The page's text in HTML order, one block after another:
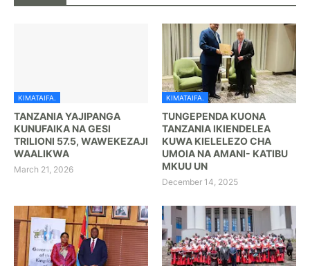
KIMATAIFA.
TANZANIA YAJIPANGA
KUNUFAIKA NA GESI
TRILIONI 57.5, WAWEKEZAJI
WAALIKWA
March 21, 2026
KIMATAIFA.
TUNGEPENDA KUONA
TANZANIA IKIENDELEA
KUWA KIELELEZO CHA
UMOIA NA AMANI- KATIBU
MKUU UN
December 14, 2025